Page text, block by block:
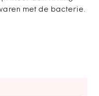
met de bacterie.